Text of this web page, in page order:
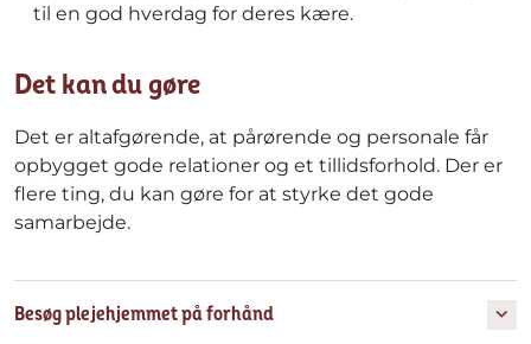
til en god hverdag for deres kære.
Det kan du gøre
Det er altafgørende, at pårørende og personale får
opbygget gode relationer og et tillidsforhold. Der er
flere ting, du kan gøre for at styrke det gode
samarbejde.
Besøg plejehjemmet på forhånd